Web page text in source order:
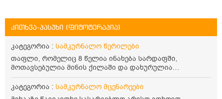
კითხვა-პასუხი (ფიტოტერაპია)
კატეგორია : სამკურნალო წერილები
თაფლი, რომელიც 8 წელია ინახება სარდაფში,
მოთავსებულია მინის ქილაში და დახურულია
პლასტმასის სახურავით. ექნება თუ არა შენარჩუნებული
სასარგებლო თვისებები და შეიძლება თუ არა მისი
მირთმევა? გმადლობთ.
კატეგორია : სამკურნალო მცენარეები